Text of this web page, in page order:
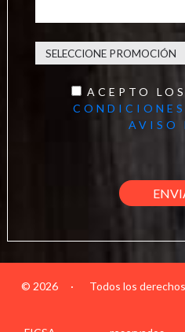
ACEPTO LOS
AVISO
© 2026 · Todos los derechos